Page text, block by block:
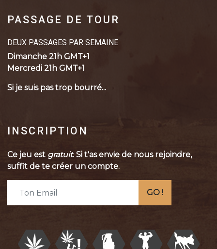
PASSAGE DE TOUR
DEUX PASSAGES PAR SEMAINE
Dimanche 21h GMT+1
Mercredi 21h GMT+1
Si je suis pas trop bourré...
INSCRIPTION
Ce jeu est gratuit. Si t'as envie de nous rejoindre,
suffit de te créer un compte.
GO !